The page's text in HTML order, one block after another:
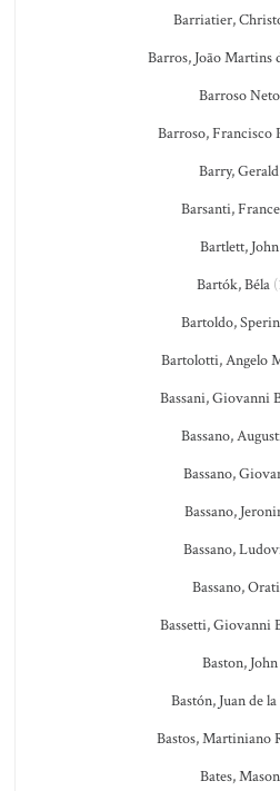
Barriatier,
Barros, João Martins
Barroso Neto
Barroso, Francisco
Barry, Gerald
Barsanti,
Bartlett, John
Bartók, Béla
Bartoldo,
Bartolotti, Angelo
Bassani, Giovanni
Bassano,
Bassano,
Bassano,
Bassano,
Bassano,
Bassetti, Giovanni
Baston, John
Bastón, Juan de la
Bastos, Martiniano
Bates, Mason